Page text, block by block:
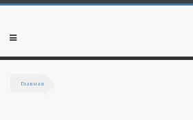
Перейти к основному содержанию
Мобильное
Главная